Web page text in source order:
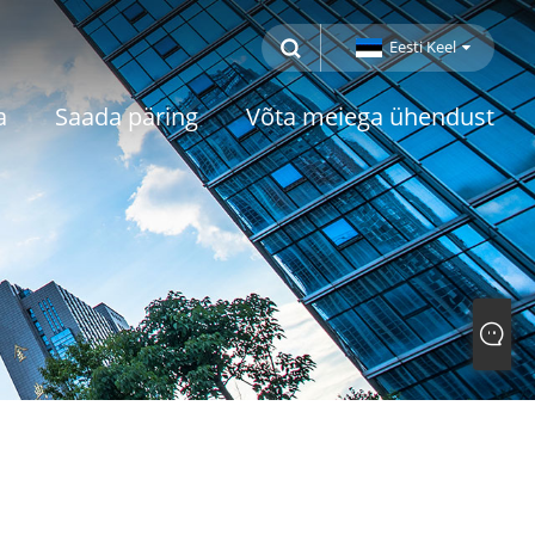
Eesti Keel
Saada päring Võta meiega ühendust